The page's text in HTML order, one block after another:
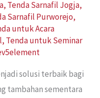
, Tenda Sarnafil Jogja,
Sarnafil Purworejo,
untuk Acara
, Tenda untuk Seminar
solusi terbaik bagi
tambahan sementara